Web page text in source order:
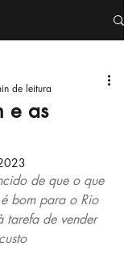
e as
de leitura
de que o que
bom para o Rio
tarefa de vender